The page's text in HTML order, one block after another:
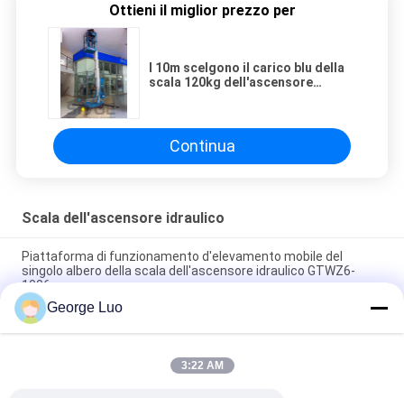
Ottieni il miglior prezzo per
I 10m scelgono il carico blu della
scala 120kg dell'ascensore
Continua
Scala dell'ascensore idraulico
Piattaforma di funzionamento d'elevamento mobile del
singolo albero della scala dell'ascensore idraulico GTWZ6-
1006
Piattaforma di lavoro automotrice di altezza della
piattaforma dei 10 tester per un lavoro aereo di 2 persone
Il manuale doppio della scala dell'ascensore idraulico
George Luo
3:22 AM